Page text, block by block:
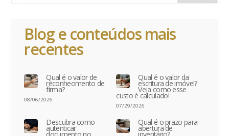
Blog e conteúdos mais
recentes
Qual é o valor de
reconhecimento de
firma?
08/06/2026
Qual é o valor da
escritura de imóvel?
Veja como esse
custo é calculado!
07/29/2026
Descubra como
autenticar
Qual é o prazo para
abertura de